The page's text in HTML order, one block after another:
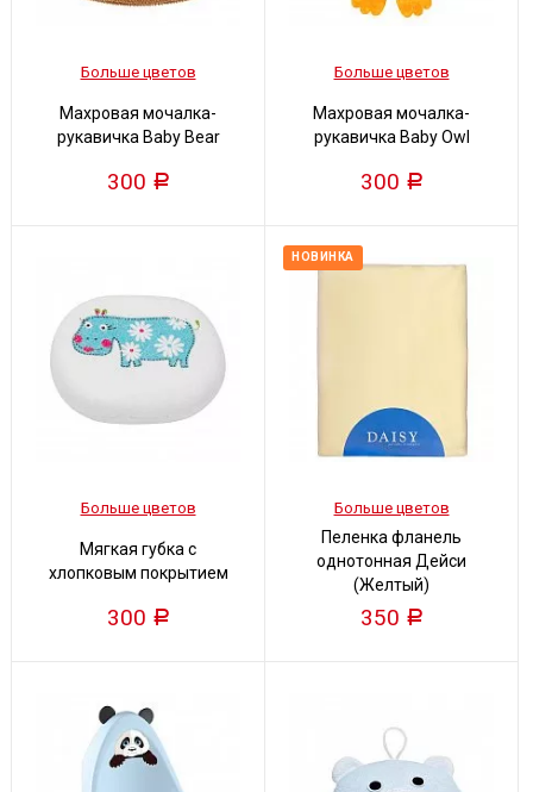
Больше цветов
Махровая мочалка-
рукавичка Baby Bear
300 Р
Больше цветов
Махровая мочалка-
рукавичка Baby Owl
300 Р
Больше цветов
Мягкая губка с
хлопковым покрытием
300 Р
НОВИНКА
Больше цветов
Пеленка фланель
однотонная Дейси
(Желтый)
350 Р